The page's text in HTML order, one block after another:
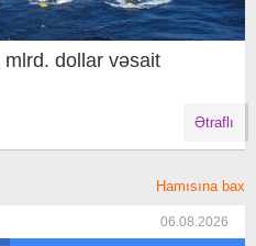
dollar vəsait
Ətraflı
Hamısına bax
06.08.2026